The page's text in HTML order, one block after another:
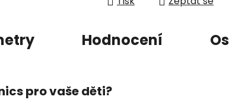
Hodnocení
pro vaše děti?